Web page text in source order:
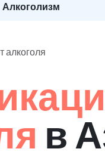
Алкоголизм
алкоголя
в